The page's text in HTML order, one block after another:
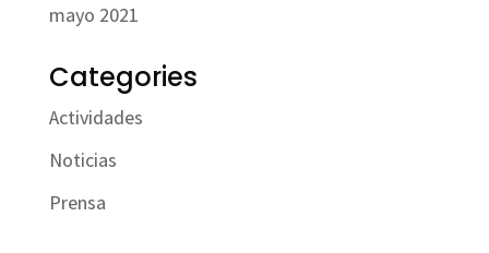
mayo 2021
Categories
Actividades
Noticias
Prensa